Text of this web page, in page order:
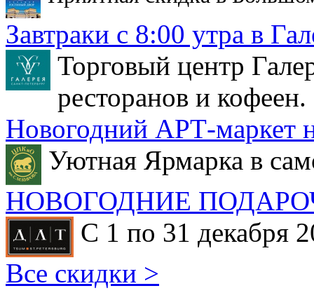
Завтраки с 8:00 утра в
Торговый центр
ресторанов и кофеен.
Новогодний АРТ-маркет
Уютная Ярмарка в
НОВОГОДНИЕ
С 1 по 31 декабря
Все скидки >